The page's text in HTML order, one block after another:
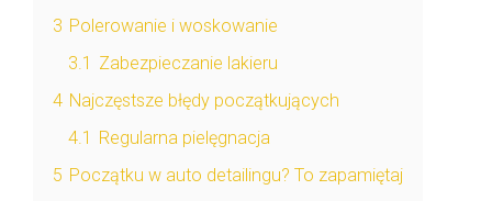
3 Polerowanie i woskowanie
3.1 Zabezpieczanie lakieru
4 Najczęstsze błędy początkujących
4.1 Regularna pielęgnacja
5 Początku w auto detailingu? To zapamiętaj